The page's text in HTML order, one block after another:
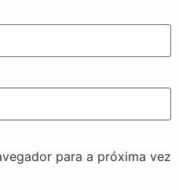
para a próxima vez